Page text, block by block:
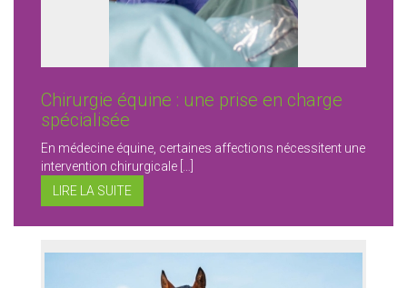
Chirurgie équine : une prise en charge
spécialisée
En médecine équine, certaines affections nécessitent une
intervention chirurgicale […]
LIRE LA SUITE